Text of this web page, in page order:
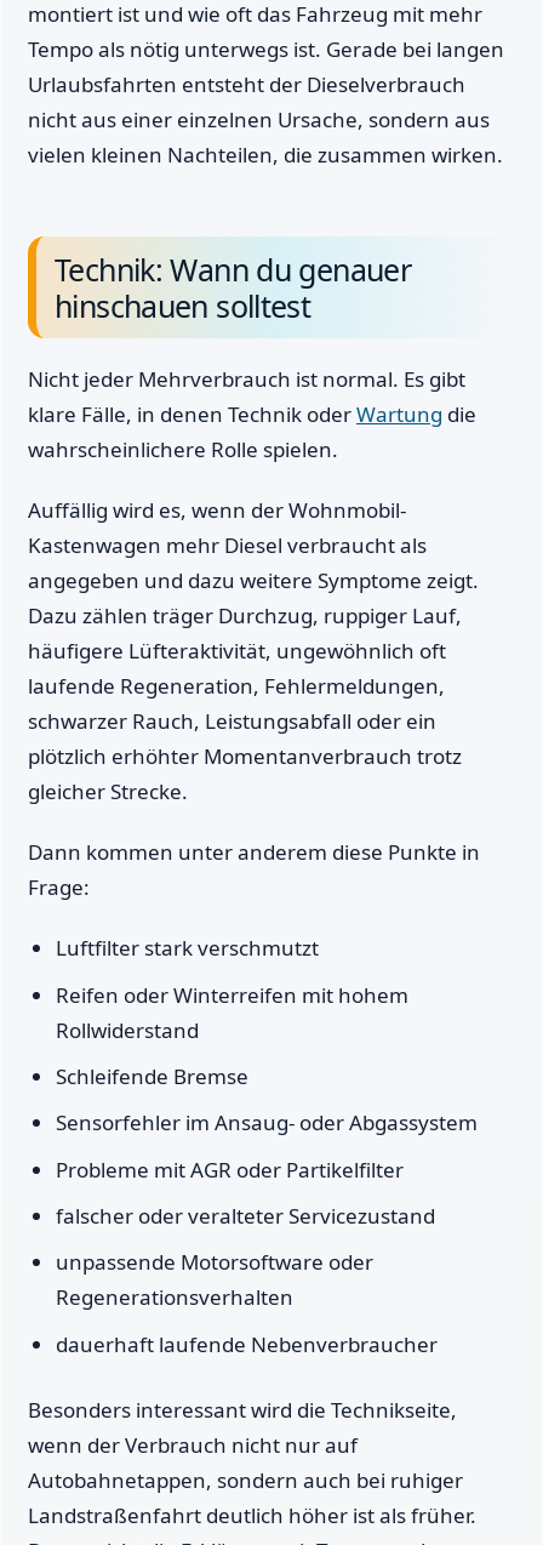
montiert ist und wie oft das Fahrzeug mit mehr
Tempo als nötig unterwegs ist. Gerade bei langen
Urlaubsfahrten entsteht der Dieselverbrauch
nicht aus einer einzelnen Ursache, sondern aus
vielen kleinen Nachteilen, die zusammen wirken.
Technik: Wann du genauer
hinschauen solltest
Nicht jeder Mehrverbrauch ist normal. Es gibt
klare Fälle, in denen Technik oderWartung die
wahrscheinlichere Rolle spielen.
Auffällig wird es, wenn der Wohnmobil-
Kastenwagen mehr Diesel verbraucht als
angegeben und dazu weitere Symptome zeigt.
Dazu zählen träger Durchzug, ruppiger Lauf,
häufigere Lüfteraktivität, ungewöhnlich oft
laufende Regeneration, Fehlermeldungen,
schwarzer Rauch, Leistungsabfall oder ein
plötzlich erhöhter Momentanverbrauch trotz
gleicher Strecke.
Dann kommen unter anderem diese Punkte in
Frage:
Luftfilter stark verschmutzt
Reifen oder Winterreifen mit hohem
Rollwiderstand
Schleifende Bremse
Sensorfehler im Ansaug- oder Abgassystem
Probleme mit AGR oder Partikelfilter
falscher oder veralteter Servicezustand
unpassende Motorsoftware oder
Regenerationsverhalten
dauerhaft laufende Nebenverbraucher
Besonders interessant wird die Technikseite,
wenn der Verbrauch nicht nur auf
Autobahnetappen, sondern auch bei ruhiger
Landstraßenfahrt deutlich höher ist als früher.